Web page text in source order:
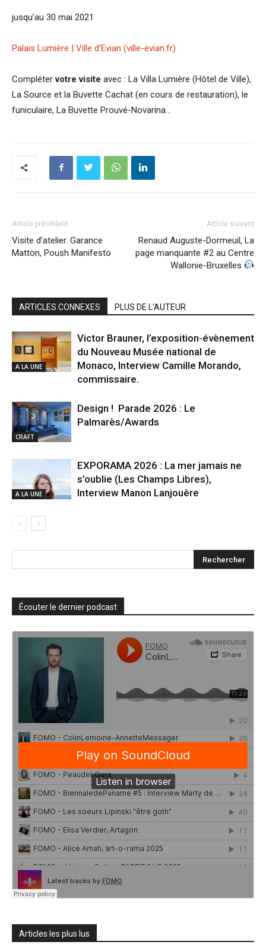
jusqu’au 30 mai 2021
Palais Lumière | Ville d’Evian (ville-evian.fr)
Complétervotre visite avec : La Villa Lumière (Hôtel de Ville),
La Source et la Buvette Cachat (en cours de restauration), le
funiculaire, La Buvette Prouvé-Novarina…
Article précédent
Visite d’atelier. Garance
Matton, Poush Manifesto
Article suivant
Renaud Auguste-Dormeuil, La
page manquante #2 au Centre
Wallonie-Bruxelles
ARTICLES CONNEXES PLUS DE L'AUTEUR
A LA UNE
Victor Brauner, l’exposition-évènement
du Nouveau Musée national de
Monaco, Interview Camille Morando,
commissaire.
CRAFT
Design ! Parade 2026 : Le
Palmarès/Awards
A LA UNE
EXPORAMA 2026 : La mer jamais ne
s’oublie (Les Champs Libres),
Interview Manon Lanjouère
Écouter le dernier podcast
Articles les plus lus